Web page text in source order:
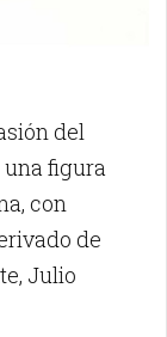
del
figura
con
de
Julio